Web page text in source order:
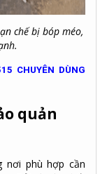
chế bị bóp méo,
CHUYÊN DÙNG
quản
nơi phù hợp cần